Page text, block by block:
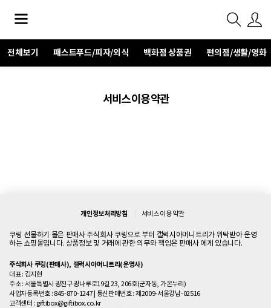
전체보기 패스트푸드/피자/외식 백화점 상품권 편의점/생활/영화
서비스 이용 약관
개인정보처리방침 서비스 이용 약관
쿠링 선물하기 몰은 판매사 주식회사 쿠링으로 부터 갤럭시아머니트리가 위탁받아 운영
하는 쇼핑몰입니다. 상품정보 및 거래에 관한 의무와 책임은 판매사 에게 있습니다.
주식회사 쿠링(판매사), 갤럭시아머니트리(운영사)
대표 : 김지현
주소 : 서울특별시 광진구 광나루로19길 23, 206호(군자동, 가온누리)
사업자등록번호 : 845-870-1247 통신판매번호 : 제2009-서울강남-02516
고객센터 : giftibox@giftibox.co.kr